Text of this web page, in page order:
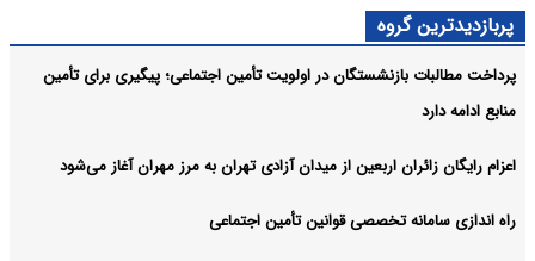
پربازدیدترین گروه
پرداخت مطالبات بازنشستگان در اولویت تأمین اجتماعی؛ پیگیری برای تأمین
منابع ادامه دارد
اعزام رایگان زائران اربعین از میدان آزادی تهران به مرز مهران آغاز می‌شود
راه اندازی سامانه تخصصی قوانین تأمین اجتماعی